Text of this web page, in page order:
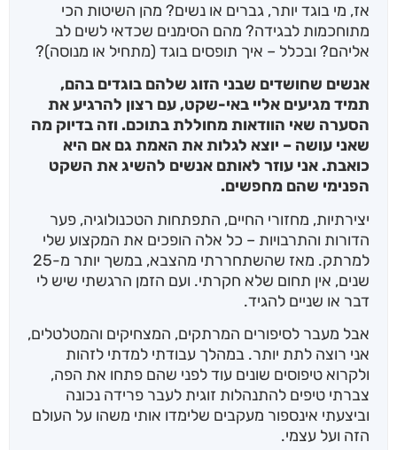
אז, מי בוגד יותר, גברים או נשים? מהן השיטות הכי
מתוחכמות לבגידה? מהם הסימנים שכדאי לשים לב
אליהם? ובכלל – איך תופסים בוגד (מתחיל או מנוסה)?
אנשים שחושדים שבני הזוג שלהם בוגדים בהם,
תמיד מגיעים אליי באי-שקט, עם רצון להרגיע את
הסערה שאי הוודאות מחוללת בתוכם. וזה בדיוק מה
שאני עושה – יוצא לגלות את האמת גם אם היא
כואבת. אני עוזר לאותם אנשים להשיג את השקט
הפנימי שהם מחפשים.
יצירתיות, מחזורי החיים, התפתחות הטכנולוגיה, פער
הדורות והתרבויות – כל אלה הופכים את המקצוע שלי
למרתק. מאז שהשתחררתי מהצבא, במשך יותר מ-25
שנים, אין תחום שלא חקרתי. ועם הזמן הרגשתי שיש לי
דבר או שניים להגיד.
אבל מעבר לסיפורים המרתקים, המצחיקים והמטלטלים,
אני רוצה לתת יותר. במהלך עבודתי למדתי לזהות
ולקרוא טיפוסים שונים עוד לפני שהם פתחו את הפה,
צברתי טיפים להתנהלות זוגית לעבר פרידה נכונה
וביצעתי אינספור מעקבים שלימדו אותי משהו על העולם
הזה ועל עצמי.